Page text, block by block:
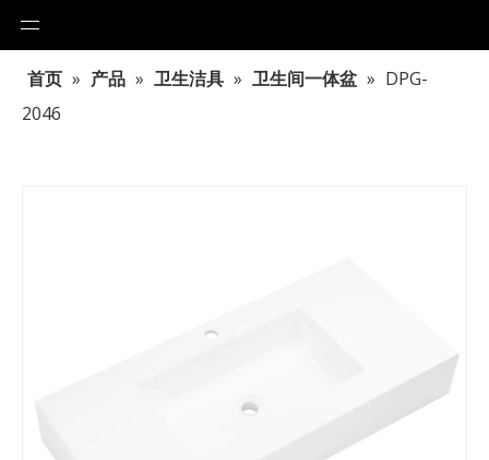
首页 » 产品 » 卫生洁具 » 卫生间一体盆 » DPG-
2046